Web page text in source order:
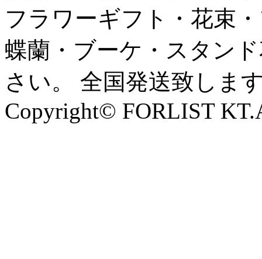
フラワーギフト・花束
蝶蘭・ブーケ・スタン
さい。 全国発送致しま
Copyright© FORLIST